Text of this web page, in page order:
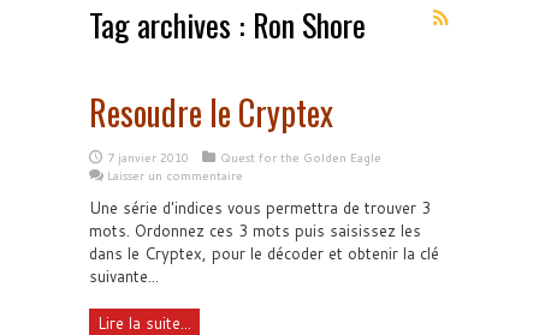
Tag archives : Ron Shore
Resoudre le Cryptex
7 janvier 2010
Quest for the Golden Eagle
Laisser un commentaire
Une série d'indices vous permettra de trouver 3
mots. Ordonnez ces 3 mots puis saisissez les
dans le Cryptex, pour le décoder et obtenir la clé
suivante...
Lire la suite...